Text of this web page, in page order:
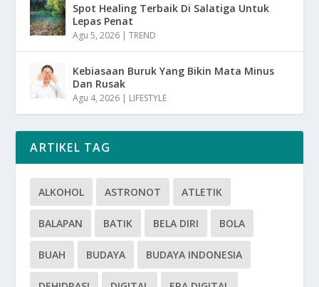
Spot Healing Terbaik Di Salatiga Untuk
Lepas Penat
Agu 5, 2026 |TREND
Kebiasaan Buruk Yang Bikin Mata Minus
Dan Rusak
Agu 4, 2026 | LIFESTYLE
ARTIKEL TAG
ALKOHOL ASTRONOT ATLETIK
BALAPAN BATIK BELA DIRI BOLA
BUAH BUDAYA BUDAYA INDONESIA